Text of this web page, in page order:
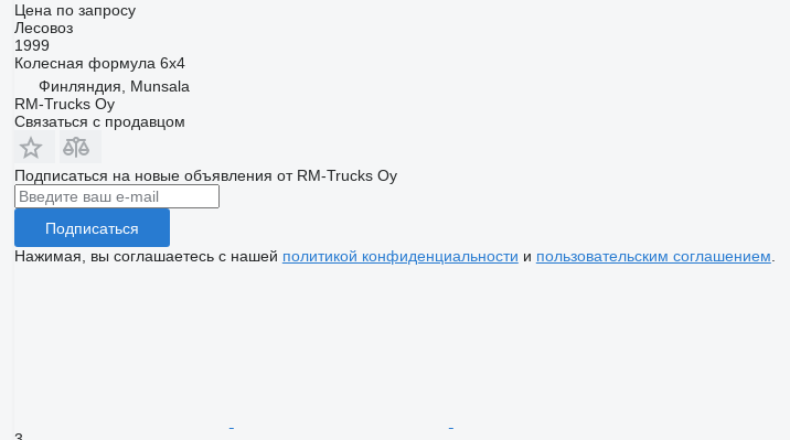
Цена по запросу
Лесовоз
1999
Колесная формула 6x4
Финляндия, Munsala
RM-Trucks Oy
Связаться с продавцом
Подписаться на новые объявления от RM-Trucks Oy
Подписаться
Нажимая, вы соглашаетесь с нашей политикой конфиденциальности и пользовательским соглашением